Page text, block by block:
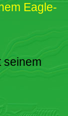
Eagle-
seinem